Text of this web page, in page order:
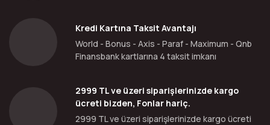
Kredi Kartına Taksit Avantajı
World - Bonus - Axis - Paraf - Maximum - Qnb
Finansbank kartlarına 4 taksit imkanı
2999 TL ve üzeri siparişlerinizde kargo
ücreti bizden, Fonlar hariç.
2999 TL ve üzeri siparişlerinizde kargo ücreti